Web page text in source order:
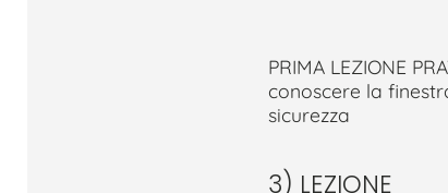
PRIMA LEZIONE
conoscere la
sicurezza
3) LEZIONE